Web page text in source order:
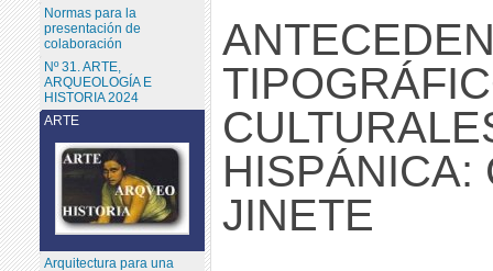
HISPÁNICA:
JINETE
ARTE
Arquitectura para una
Normas para la
presentación de
colaboración
Nº 31. ARTE,
ARQUEOLOGÍA E
HISTORIA 2024